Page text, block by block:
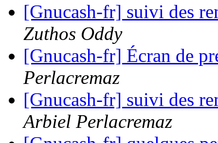
[Gnucash-fr] suivi des
Zuthos Oddy
[Gnucash-fr] Écran de
Perlacremaz
[Gnucash-fr] suivi des
Arbiel Perlacremaz